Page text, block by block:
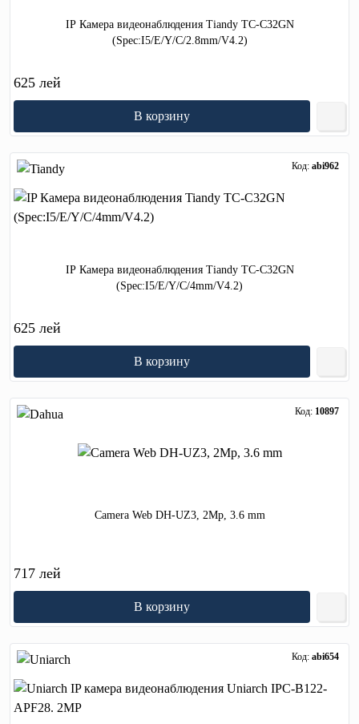
IP Камера видеонаблюдения Tiandy TC-C32GN
(Spec:I5/E/Y/C/2.8mm/V4.2)
625 лей
В корзину
Код: abi962
IP Камера видеонаблюдения Tiandy TC-C32GN
(Spec:I5/E/Y/C/4mm/V4.2)
625 лей
В корзину
Код: 10897
Camera Web DH-UZ3, 2Mp, 3.6 mm
717 лей
В корзину
Код: abi654